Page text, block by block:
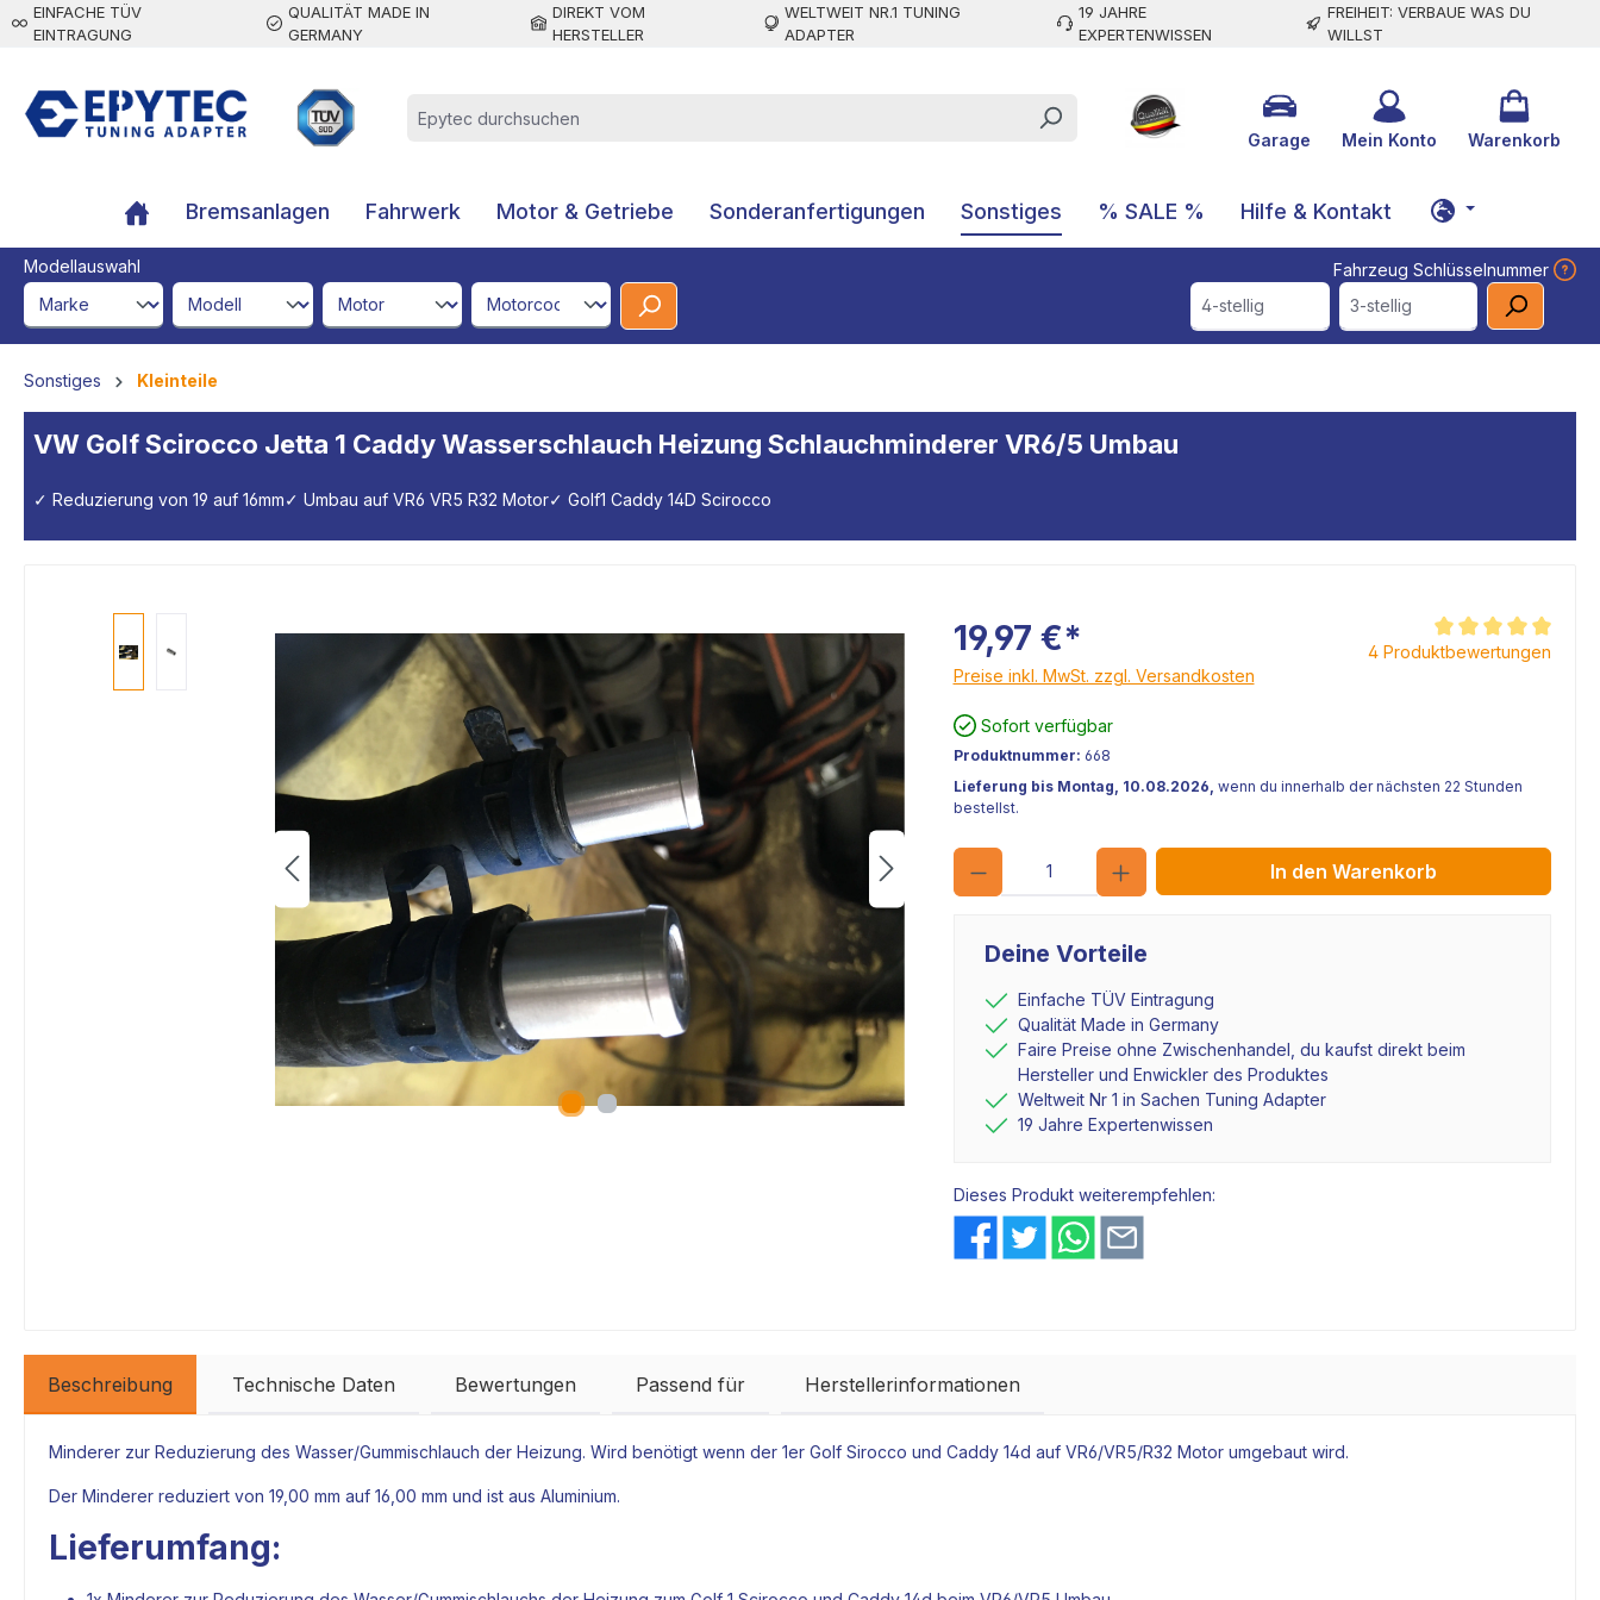
springen
EINFACHE TÜV
EINTRAGUNG
QUALITÄT MADE IN
GERMANY
DIREKT VOM
HERSTELLER
WELTWEIT NR.1 TUNING
ADAPTER
19 JAHRE
EXPERTENWISSEN
FREIHEIT: VERBAUE WAS DU
WILLST
Garage Mein Konto Warenkorb
Bremsanlagen Fahrwerk Motor & Getriebe Sonderanfertigungen Sonstiges % SALE % Hilfe & Kontakt
Modellauswahl
Fahrzeug Schlüsselnummer
brandId
modelId engineId engineCodeId 4-stellig 3-stellig
Sonstiges Kleinteile
VW Golf Scirocco Jetta 1 Caddy Wasserschlauch Heizung Schlauchminderer VR6/5 Umbau
✓ Reduzierung von 19 auf 16mm✓ Umbau auf VR6 VR5 R32 Motor✓ Golf1 Caddy 14D Scirocco
19,97 €*
Preise inkl. MwSt. zzgl. Versandkosten
Durchschnittliche
4 Produktbewertungen
Sofort verfügbar
Produktnummer: 668
Lieferung bis Montag, 10.08.2026, wenn du innerhalb der nächsten 22 Stunden
bestellst.
Anzahl
In den Warenkorb
Deine Vorteile
Einfache TÜV Eintragung
Qualität Made in Germany
Faire Preise ohne Zwischenhandel, du kaufst direkt beim
Hersteller und Enwickler des Produktes
Weltweit Nr 1 in Sachen Tuning Adapter
19 Jahre Expertenwissen
Dieses Produkt weiterempfehlen:
Beschreibung Technische Daten Bewertungen Passend für Herstellerinformationen
Minderer zur Reduzierung des Wasser/Gummischlauch der Heizung. Wird benötigt wenn der 1er Golf Sirocco und Caddy 14d auf VR6/VR5/R32 Motor umgebaut wird.
Der Minderer reduziert von 19,00 mm auf 16,00 mm und ist aus Aluminium.
Lieferumfang: